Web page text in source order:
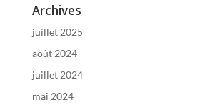
Archives
juillet 2025
août 2024
juillet 2024
mai 2024